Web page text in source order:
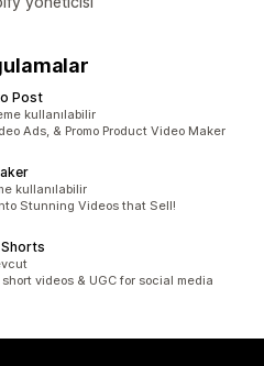
Post
kullanılabilir
Ads, & Promo Product Video Maker
kullanılabilir
Stunning Videos that Sell!
videos & UGC for social media